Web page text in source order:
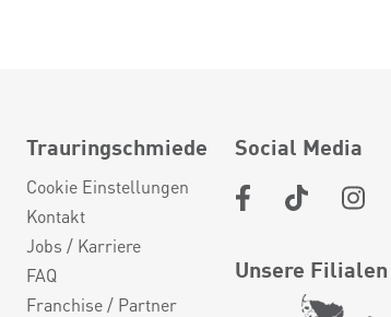
Trauringschmiede
Cookie Einstellungen
Kontakt
Jobs / Karriere
FAQ
Franchise / Partner
Social Media
Unsere Filialen